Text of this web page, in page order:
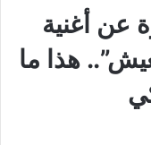
عن أغنية
هذا ما